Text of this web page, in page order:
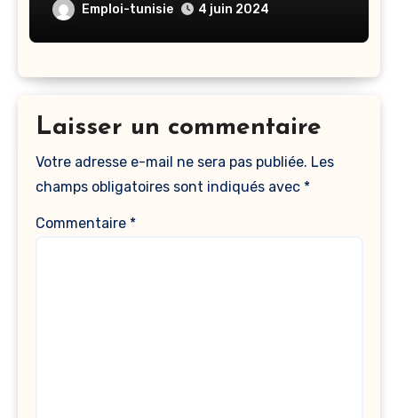
Emploi-tunisie 4 juin 2024
Laisser un commentaire
Votre adresse e-mail ne sera pas publiée. Les
champs obligatoires sont indiqués avec *
Commentaire *